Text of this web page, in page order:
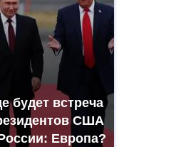
будет встреча
США
Европа?